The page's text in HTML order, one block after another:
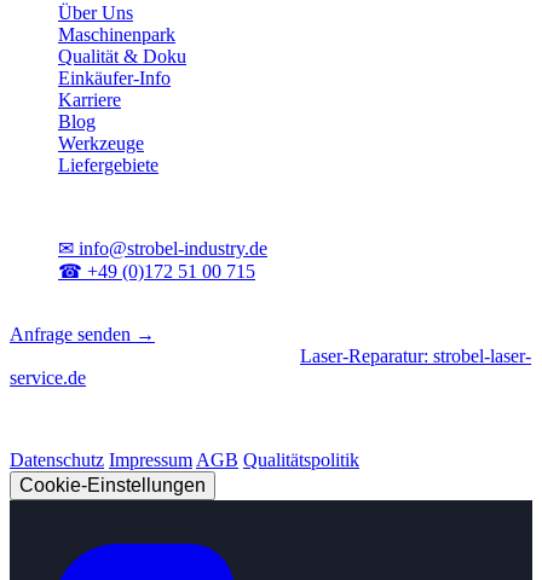
Über Uns
Maschinenpark
Qualität & Doku
Einkäufer-Info
Karriere
Blog
Werkzeuge
Liefergebiete
✉ info@strobel-industry.de
☎ +49 (0)172 51 00 715
Anfrage senden →
Laser-Reparatur: strobel-laser-
service.de
Datenschutz Impressum AGB Qualitätspolitik
Cookie-Einstellungen